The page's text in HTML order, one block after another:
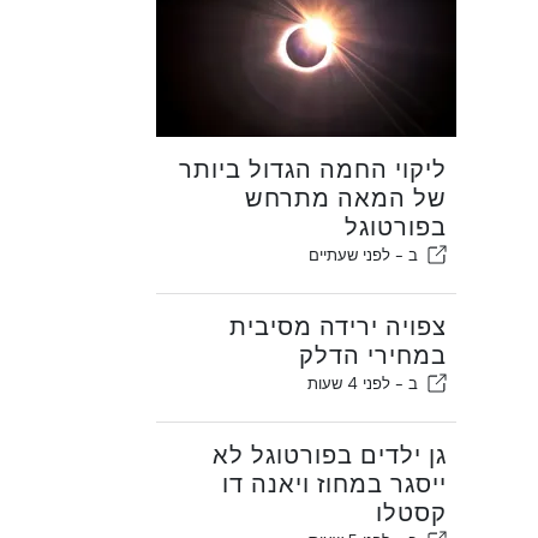
ליקוי החמה הגדול ביותר
של המאה מתרחש
בפורטוגל
ב - לפני שעתיים
צפויה ירידה מסיבית
במחירי הדלק
ב - לפני 4 שעות
גן ילדים בפורטוגל לא
ייסגר במחוז ויאנה דו
קסטלו